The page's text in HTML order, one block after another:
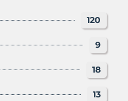
120
9
18
13